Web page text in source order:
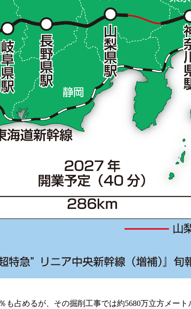
占めるが、その掘削工事では約5680万立方メー